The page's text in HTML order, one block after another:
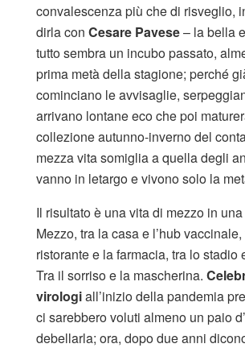
convalescenza più che di risveglio,
dirla con Cesare Pavese– la bella
tutto sembra un incubo passato,
prima metà della stagione; perché
cominciano le avvisaglie,
arrivano lontane eco che poi
collezione autunno-inverno del
mezza vita somiglia a quella degli
vanno in letargo e vivono solo la
Il risultato è una vita di mezzo in una
Mezzo, tra la casa e l’hub vaccinale,
ristorante e la farmacia, tra lo stadio
Tra il sorriso e la mascherina.
virologiall’inizio della pandemia
ci sarebbero voluti almeno un paio
debellarla; ora, dopo due anni